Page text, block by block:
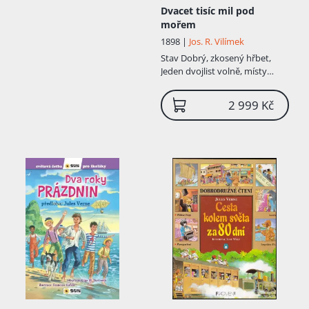
od této doby bude cestovat jen ve svých
snech. Dle jeho vzpomínek však tato
legenda nemusí být úplně mimo realitu –
údajně nastoupil na palubu plachetnice,
důkladně ji prozkoumal a vše si „osahal“.
Mezi lety 1844 a 1846 navštěvoval s
bratrem Paulem Lycée Royal . Maturitu
složil 29. července 1846 v Rennes. Roku
1847 odjel Jules na žádost otce do Paříže
skládat první básně, ve kterých ji
opěvoval. Idylka měla bohužel krátké
trvání – rodiče Herminie těžce snášeli, že
o ni má zájem mladý student bez jisté
budoucno...
Dvacet tisíc mil pod
mořem
1898 | Jos. R. Vilímek
Stav Dobrý, zkosený hřbet,
Jeden dvojlist volně, místy
zachovalý stav, původní vazba
"stužka", ale my máme ve
vkusné imitaci lipské vazby
2 999 Kč